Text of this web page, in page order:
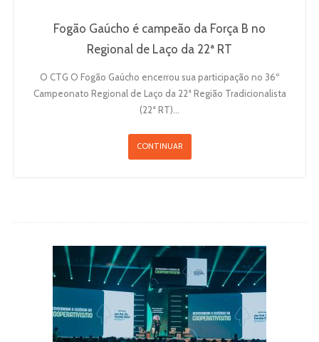
Fogão Gaúcho é campeão da Força B no
Regional de Laço da 22ª RT
O CTG O Fogão Gaúcho encerrou sua participação no 36º
Campeonato Regional de Laço da 22ª Região Tradicionalista
(22ª RT)…
CONTINUAR